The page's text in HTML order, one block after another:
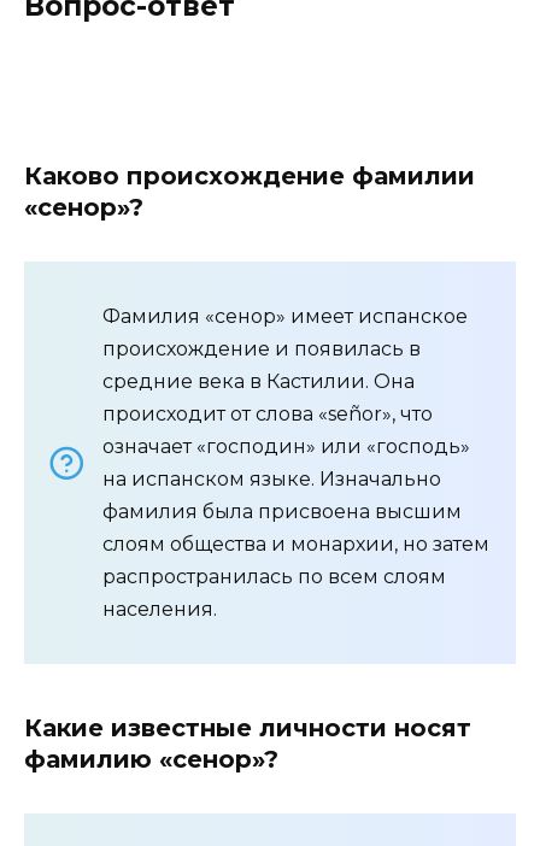
Каково происхождение фамилии
«сенор»?
Фамилия «сенор» имеет испанское
происхождение и появилась в
средние века в Кастилии. Она
происходит от слова «señor», что
означает «господин» или «господь»
на испанском языке. Изначально
фамилия была присвоена высшим
слоям общества и монархии, но затем
распространилась по всем слоям
населения.
Какие известные личности носят
фамилию «сенор»?